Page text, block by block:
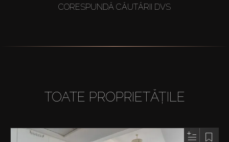
CORESPUNDĂ CĂUTĂRII DVS
TOATE PROPRIETĂȚILE